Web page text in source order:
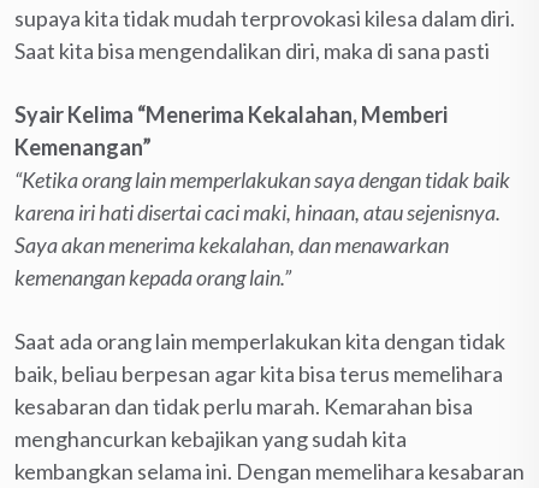
supaya kita tidak mudah terprovokasi kilesa dalam diri.
Saat kita bisa mengendalikan diri, maka di sana pasti
Syair Kelima “Menerima Kekalahan, Memberi
Kemenangan”
“Ketika orang lain memperlakukan saya dengan tidak baik
karena iri hati disertai caci maki, hinaan, atau sejenisnya.
Saya akan menerima kekalahan, dan menawarkan
kemenangan kepada orang lain.”
Saat ada orang lain memperlakukan kita dengan tidak
baik, beliau berpesan agar kita bisa terus memelihara
kesabaran dan tidak perlu marah. Kemarahan bisa
menghancurkan kebajikan yang sudah kita
kembangkan selama ini. Dengan memelihara kesabaran